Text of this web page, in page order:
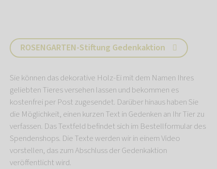
ROSENGARTEN-Stiftung Gedenkaktion
Sie können das dekorative Holz-Ei mit dem Namen Ihres
geliebten Tieres versehen lassen und bekommen es
kostenfrei per Post zugesendet. Darüber hinaus haben Sie
die Möglichkeit, einen kurzen Text in Gedenken an Ihr Tier zu
verfassen. Das Textfeld befindet sich im Bestellformular des
Spendenshops. Die Texte werden wir in einem Video
vorstellen, das zum Abschluss der Gedenkaktion
veröffentlicht wird.